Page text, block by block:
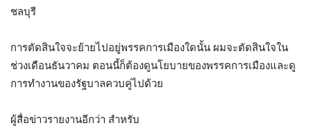
ชลบุรี
การตัดสินใจจะย้ายไปอยู่พรรคการเมืองใดนั้น ผมจะตัดสินใจใน
ช่วงเดือนธันวาคม ตอนนี้ก็ต้องดูนโยบายของพรรคการเมืองและดู
การทำงานของรัฐบาลควบคู่ไปด้วย
ผู้สื่อข่าวรายงานอีกว่า สำหรับ